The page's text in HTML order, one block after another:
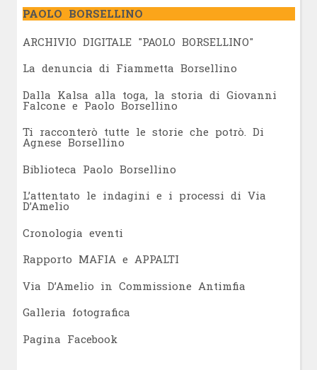
PAOLO BORSELLINO
ARCHIVIO DIGITALE "PAOLO BORSELLINO"
La denuncia di Fiammetta Borsellino
Dalla Kalsa alla toga, la storia di Giovanni
Falcone e Paolo Borsellino
Ti racconterò tutte le storie che potrò. Di
Agnese Borsellino
Biblioteca Paolo Borsellino
L’attentato le indagini e i processi di Via
D’Amelio
Cronologia eventi
Rapporto MAFIA e APPALTI
Via D’Amelio in Commissione Antimfia
Galleria fotografica
Pagina Facebook